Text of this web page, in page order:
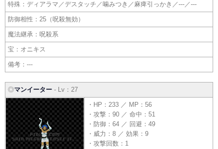
特殊：ディアラマ／デスタッチ／噛みつき／麻痺引っかき／---／---
防御相性：25（呪殺無効）
魔法継承：呪殺系
宝：オニキス
備考：---
◎マンイーター - Lv：27
・HP：233 ／ MP：56
・攻撃：90 ／ 命中：51
・防御：64 ／ 回避：49
・威力：8 ／ 効果：9
・攻撃回数：1